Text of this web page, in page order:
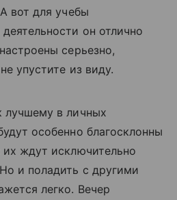
вот для учебы
он отлично
серьезно,
упустите из виду.
лучшему в личных
особенно благосклонны
ждут исключительно
и поладить с другими
легко. Вечер